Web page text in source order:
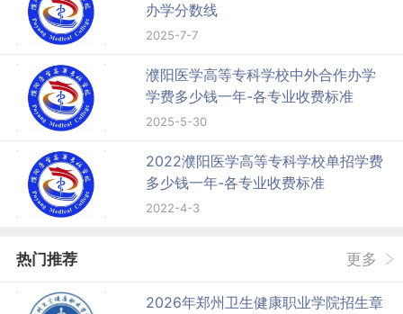
办学分数线
2025-7-7
濮阳医学高等专科学校中外合作办学
学费多少钱一年-各专业收费标准
2025-5-30
2022濮阳医学高等专科学校单招学费
多少钱一年-各专业收费标准
2022-4-3
热门推荐 更多
2026年郑州卫生健康职业学院招生章